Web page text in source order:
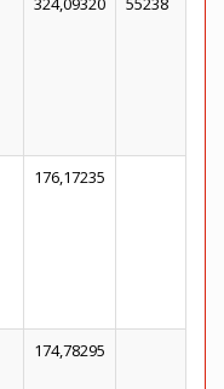
176,17235
174,78295